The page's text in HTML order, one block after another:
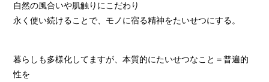
自然の風合いや肌触りにこだわり
永く使い続けることで、モノに宿る精神をたいせつにする。
暮らしも多様化してますが、本質的にたいせつなこと＝普遍的
性を